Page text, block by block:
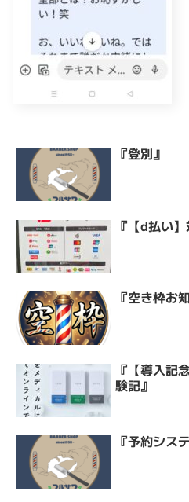
『登別』
『【d払い
『空き枠お
『【導入記
験記』
『予約シス